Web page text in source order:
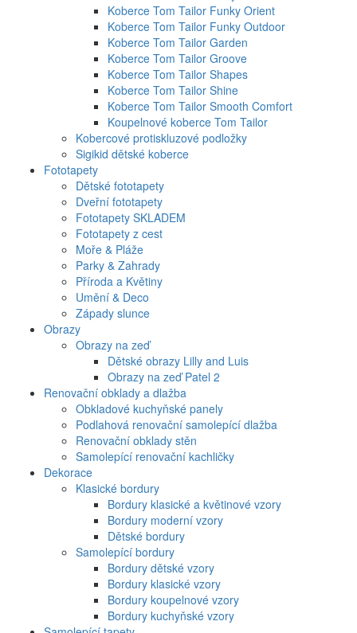
Koberce Tom Tailor Funky Orient
Koberce Tom Tailor Funky Outdoor
Koberce Tom Tailor Garden
Koberce Tom Tailor Groove
Koberce Tom Tailor Shapes
Koberce Tom Tailor Shine
Koberce Tom Tailor Smooth Comfort
Koupelnové koberce Tom Tailor
Kobercové protiskluzové podložky
Sigikid dětské koberce
Fototapety
Dětské fototapety
Dveřní fototapety
Fototapety SKLADEM
Fototapety z cest
Moře & Pláže
Parky & Zahrady
Příroda a Květiny
Umění & Deco
Západy slunce
Obrazy
Obrazy na zeď
Dětské obrazy Lilly and Luis
Obrazy na zeď Patel 2
Renovační obklady a dlažba
Obkladové kuchyňské panely
Podlahová renovační samolepící dlažba
Renovační obklady stěn
Samolepící renovační kachličky
Dekorace
Klasické bordury
Bordury klasické a květinové vzory
Bordury moderní vzory
Dětské bordury
Samolepící bordury
Bordury dětské vzory
Bordury klasické vzory
Bordury koupelnové vzory
Bordury kuchyňské vzory